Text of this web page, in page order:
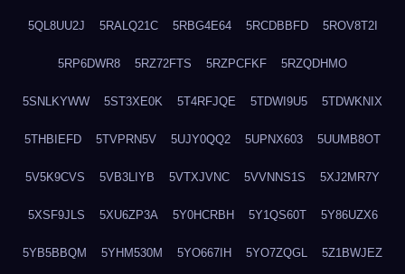
5QL8UU2J 5RALQ21C 5RBG4E64 5RCDBBFD 5ROV8T2I
5RP6DWR8 5RZ72FTS 5RZPCFKF 5RZQDHMO
5SNLKYWW 5ST3XE0K 5T4RFJQE 5TDWI9U5 5TDWKNIX
5THBIEFD 5TVPRN5V 5UJY0QQ2 5UPNX603 5UUMB8OT
5V5K9CVS 5VB3LIYB 5VTXJVNC 5VVNNS1S 5XJ2MR7Y
5XSF9JLS 5XU6ZP3A 5Y0HCRBH 5Y1QS60T 5Y86UZX6
5YB5BBQM 5YHM530M 5YO667IH 5YO7ZQGL 5Z1BWJEZ